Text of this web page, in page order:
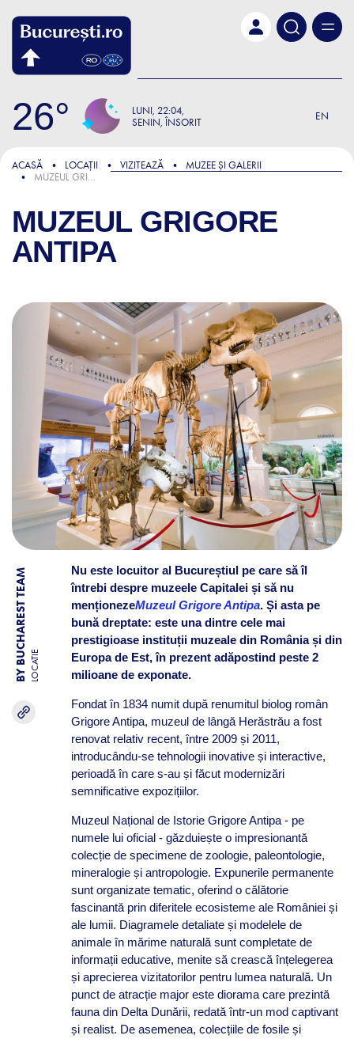
26 LUNI 22:04
SENIN, ÎNSORIT
EN
ACASĂ LOCAȚII VIZITEAZĂ
MUZEE ȘI GALERII
MUZEUL GRIGORE ANTIPA
MUZEUL GRIGORE
ANTIPA
BY BUCHAREST TEAM LOCATIE
Nu este locuitor al Bucureștiul pe care să îl
întrebi despre muzeele Capitalei și să nu
menționezeMuzeul Grigore Antipa. Și asta pe
bună dreptate: este una dintre cele mai
prestigioase instituții muzeale din România și din
Europa de Est, în prezent adăpostind peste 2
milioane de exponate.
Fondat în 1834 numit după renumitul biolog român
Grigore Antipa, muzeul de lângă Herăstrău a fost
renovat relativ recent, între 2009 și 2011,
introducându-se tehnologii inovative și interactive,
perioadă în care s-au și făcut modernizări
semnificative expozițiilor.
Muzeul Național de Istorie Grigore Antipa - pe
numele lui oficial - găzduiește o impresionantă
colecție de specimene de zoologie, paleontologie,
mineralogie și antropologie. Expunerile permanente
sunt organizate tematic, oferind o călătorie
fascinantă prin diferitele ecosisteme ale României și
ale lumii. Diagramele detaliate și modelele de
animale în mărime naturală sunt completate de
informații educative, menite să crească înțelegerea
și aprecierea vizitatorilor pentru lumea naturală. Un
punct de atracție major este diorama care prezintă
fauna din Delta Dunării, redată într-un mod captivant
și realist. De asemenea, colecțiile de fosile și